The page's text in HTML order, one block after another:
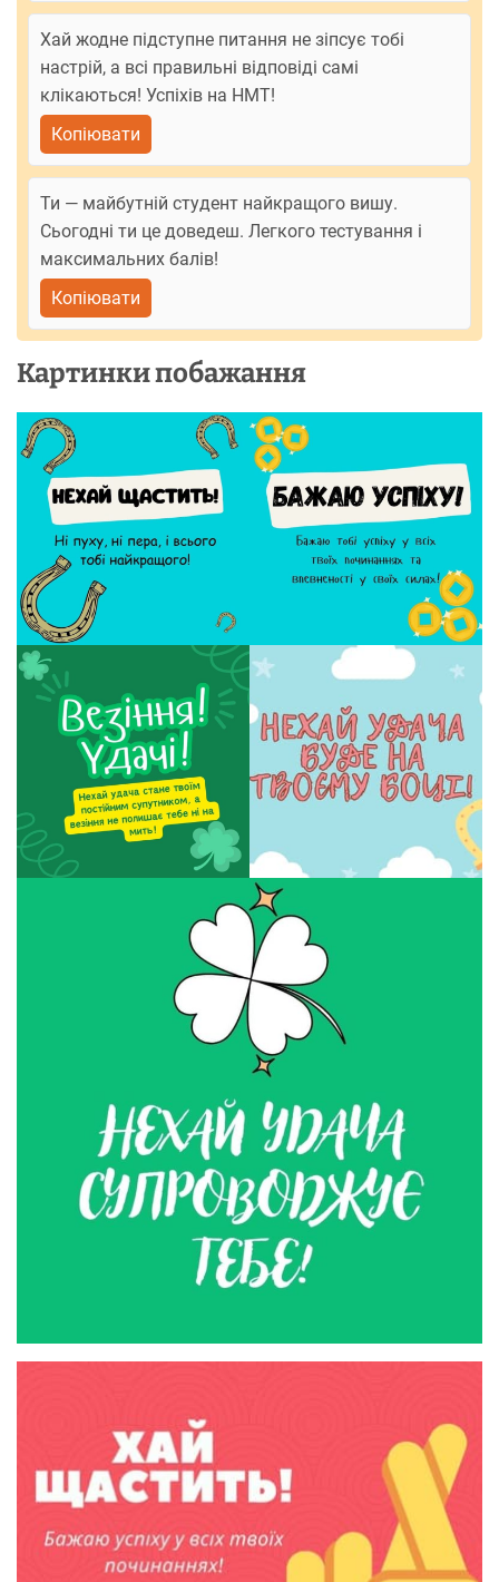
Хай жодне підступне питання не зіпсує тобі
настрій, а всі правильні відповіді самі
клікаються! Успіхів на НМТ!
Копіювати
Ти — майбутній студент найкращого вишу.
Сьогодні ти це доведеш. Легкого тестування і
максимальних балів!
Копіювати
Картинки побажання